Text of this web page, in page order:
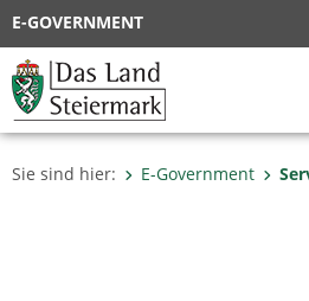
E-GOVERNMENT
Sie sind hier: E-Government